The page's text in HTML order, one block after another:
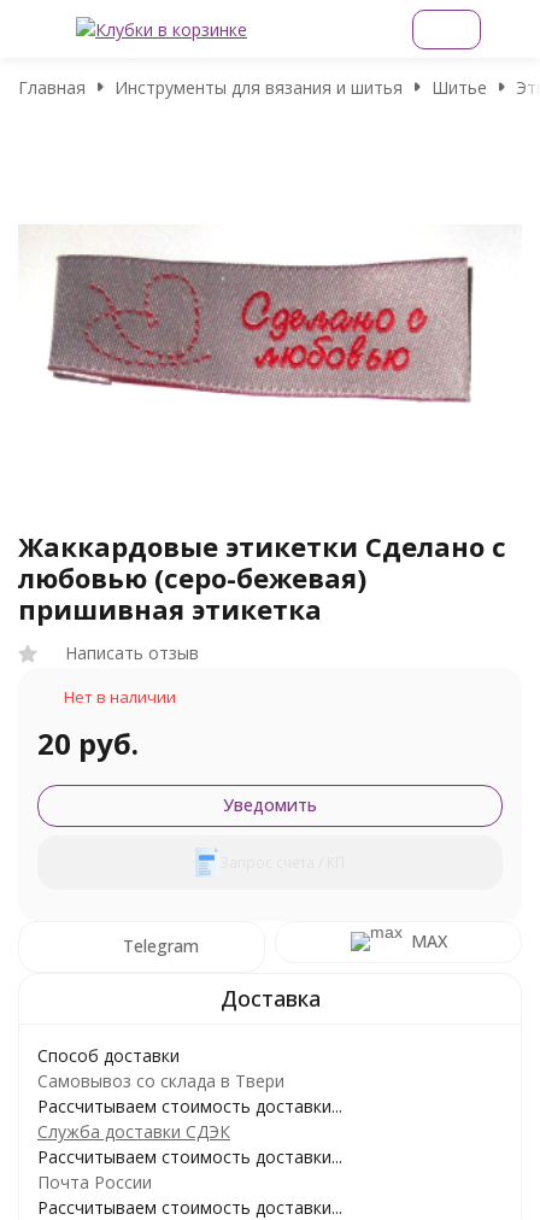
Главная Инструменты для вязания и шитья Шитье
Жаккардовые этикетки Сделано с
любовью (серо-бежевая)
пришивная этикетка
Написать отзыв
Нет в наличии
20 руб.
Уведомить
Telegram MAX
Способ доставки
Самовывоз со склада в Твери
Рассчитываем стоимость доставки...
Служба доставки СДЭК
Рассчитываем стоимость доставки...
Почта России
Рассчитываем стоимость доставки...